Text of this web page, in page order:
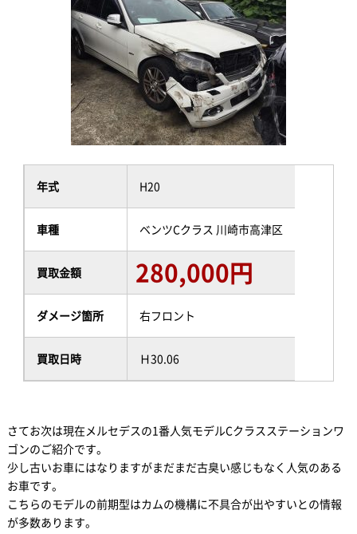
年式 H20
車種 ベンツCクラス 川崎市高津区
買取金額 280,000円
ダメージ箇所 右フロント
買取日時 Ｈ30.06
さてお次は現在メルセデスの1番人気モデルCクラスステーションワ
ゴンのご紹介です。
少し古いお車にはなりますがまだまだ古臭い感じもなく人気のある
お車です。
こちらのモデルの前期型はカムの機構に不具合が出やすいとの情報
が多数あります。